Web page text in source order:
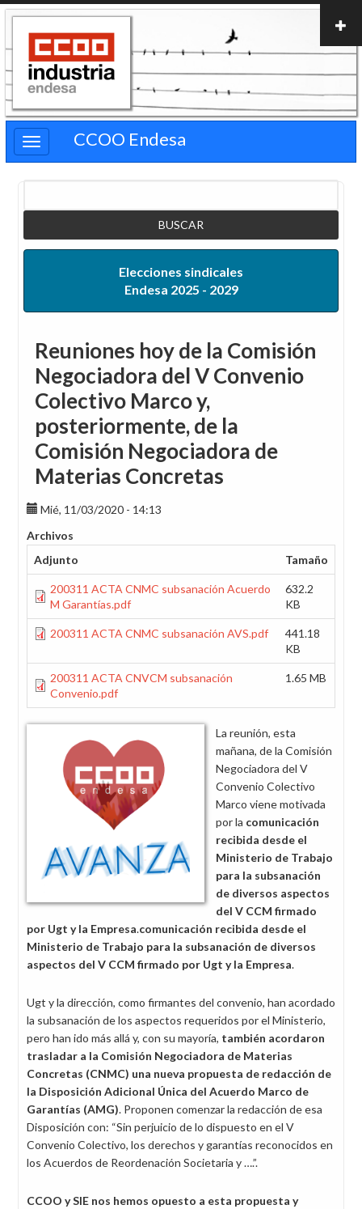
Pasar
contenido
principal
CCOO Endesa
Elecciones sindicales
Endesa 2025 - 2029
Reuniones hoy de la Comisión
Negociadora del V Convenio
Colectivo Marco y,
posteriormente, de la
Comisión Negociadora de
Materias Concretas
Mié, 11/03/2020 - 14:13
Archivos
Adjunto
Tamaño
200311 ACTA CNMC subsanación Acuerdo
M Garantías.pdf
632.2
KB
200311 ACTA CNMC subsanación AVS.pdf
441.18
KB
200311 ACTA CNVCM subsanación
Convenio.pdf
1.65 MB
La reunión, esta
mañana, de la Comisión
Negociadora del V
Convenio Colectivo
Marco viene motivada
por la comunicación
recibida desde el
Ministerio de Trabajo
para la subsanación
de diversos aspectos
del V CCM firmado
por Ugt y la Empresa.comunicación recibida desde el
Ministerio de Trabajo para la subsanación de diversos
aspectos del V CCM firmado por Ugt y la Empresa.
Ugt y la dirección, como firmantes del convenio, han acordado
la subsanación de los aspectos requeridos por el Ministerio,
pero han ido más allá y, con su mayoría, también acordaron
trasladar a la Comisión Negociadora de Materias
Concretas (CNMC) una nueva propuesta de redacción de
la Disposición Adicional Única del Acuerdo Marco de
Garantías (AMG). Proponen comenzar la redacción de esa
Disposición con: “Sin perjuicio de lo dispuesto en el V
Convenio Colectivo, los derechos y garantías reconocidos en
los Acuerdos de Reordenación Societaria y ….”.
CCOO y SIE nos hemos opuesto a esta propuesta y